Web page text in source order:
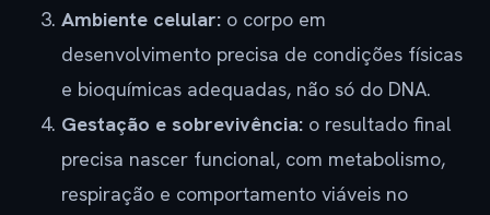
Ambiente celular: o corpo em
desenvolvimento precisa de condições físicas
e bioquímicas adequadas, não só do DNA.
Gestação e sobrevivência: o resultado final
precisa nascer funcional, com metabolismo,
respiração e comportamento viáveis no